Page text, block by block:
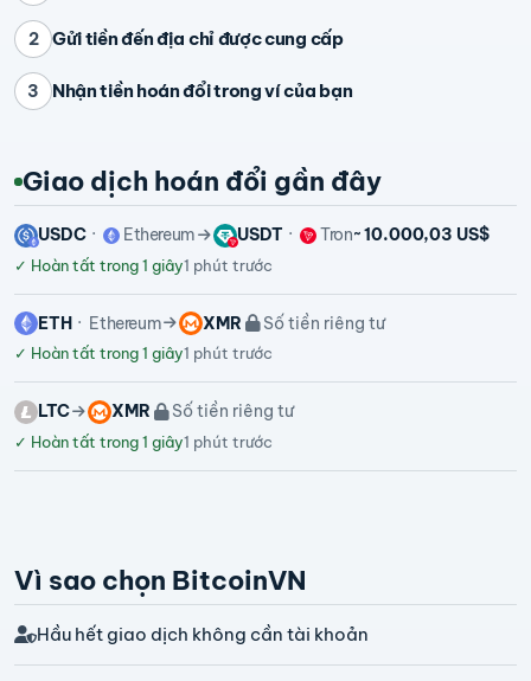
2 Gửi tiền đến địa chỉ được cung cấp
3 Nhận tiền hoán đổi trong ví của bạn
Giao dịch hoán đổi gần đây
USDC Ethereum USDT Tron~ 10.000,03 US$
✓ Hoàn tất trong 1 giây1 phút trước
ETH Ethereum XMR Số tiền riêng tư
✓ Hoàn tất trong 1 giây1 phút trước
LTC XMR Số tiền riêng tư
✓ Hoàn tất trong 1 giây1 phút trước
Vì sao chọn BitcoinVN
Hầu hết giao dịch không cần tài khoản